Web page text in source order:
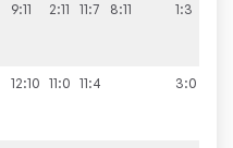
9:11 2:11 11:7 8:11 1:3
12:10 11:0 11:4 3:0